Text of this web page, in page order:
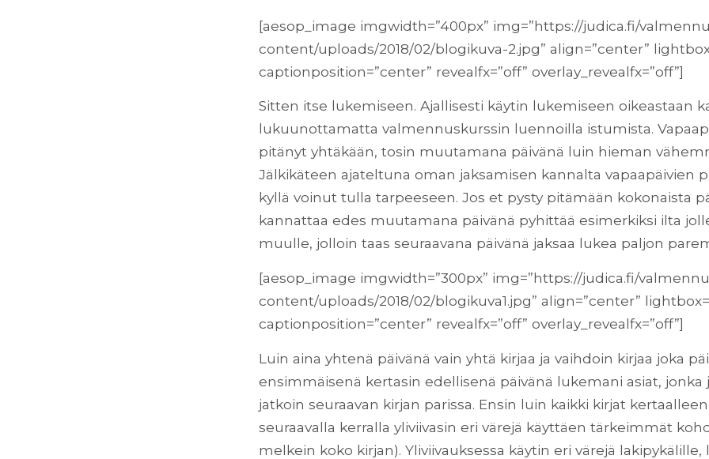
[aesop_image imgwidth=”400px” img=”https://judica.fi/
content/uploads/2018/02/blogikuva-2.jpg” align=”center”
captionposition=”center” revealfx=”off” overlay_revealfx=”off”]
Sitten itse lukemiseen. Ajallisesti käytin lukemiseen oikeastaan
lukuunottamatta valmennuskurssin luennoilla istumista.
pitänyt yhtäkään, tosin muutamana päivänä luin hieman
Jälkikäteen ajateltuna oman jaksamisen kannalta vapaapäivien
kyllä voinut tulla tarpeeseen. Jos et pysty pitämään kokonaista
kannattaa edes muutamana päivänä pyhittää esimerkiksi ilta
muulle, jolloin taas seuraavana päivänä jaksaa lukea paljon
[aesop_image imgwidth=”300px” img=”https://judica.fi/
content/uploads/2018/02/blogikuva1.jpg” align=”center”
captionposition=”center” revealfx=”off” overlay_revealfx=”off”]
Luin aina yhtenä päivänä vain yhtä kirjaa ja vaihdoin kirjaa joka
ensimmäisenä kertasin edellisenä päivänä lukemani asiat, jonka
jatkoin seuraavan kirjan parissa. Ensin luin kaikki kirjat
seuraavalla kerralla yliviivasin eri värejä käyttäen tärkeimmät
melkein koko kirjan). Yliviivauksessa käytin eri värejä lakipykälille,